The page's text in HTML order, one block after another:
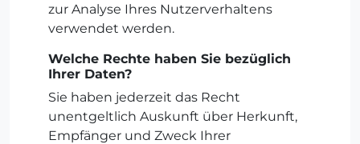
zur Analyse Ihres Nutzerverhaltens
verwendet werden.
Welche Rechte haben Sie bezüglich
Ihrer Daten?
Sie haben jederzeit das Recht
unentgeltlich Auskunft über Herkunft,
Empfänger und Zweck Ihrer